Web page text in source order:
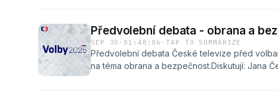
2025/225411033591001/
Předvolební debata - obrana a
SEP 30 · 01:48:06 ·TAP TO SUMMARIZE
Předvolební debata České televize před
na téma obrana a bezpečnost.Diskutují: Jana